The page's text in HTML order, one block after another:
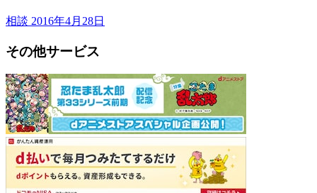
相談 2016年4月28日
その他サービス